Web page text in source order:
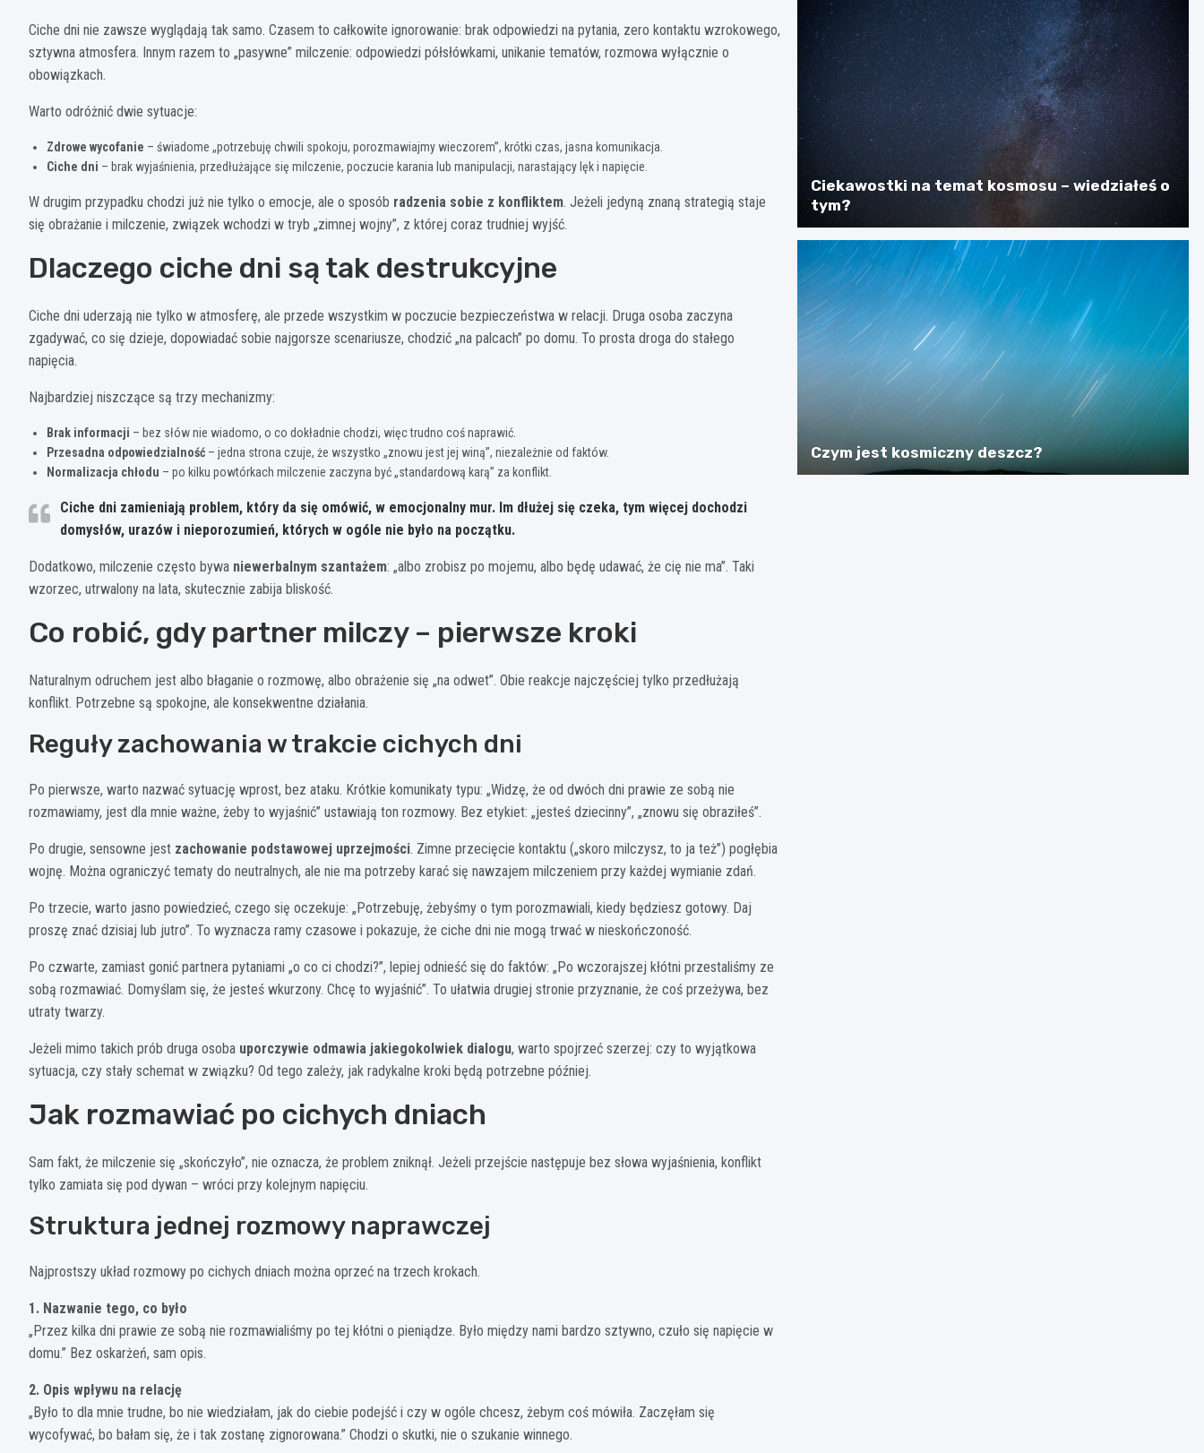
Ciche dni nie zawsze wyglądają tak samo. Czasem to całkowite ignorowanie: brak odpowiedzi na pytania, zero kontaktu wzrokowego,
sztywna atmosfera. Innym razem to „pasywne” milczenie: odpowiedzi półsłówkami, unikanie tematów, rozmowa wyłącznie o
obowiązkach.
Warto odróżnić dwie sytuacje:
Zdrowe wycofanie – świadome „potrzebuję chwili spokoju, porozmawiajmy wieczorem”, krótki czas, jasna komunikacja.
Ciche dni – brak wyjaśnienia, przedłużające się milczenie, poczucie karania lub manipulacji, narastający lęk i napięcie.
W drugim przypadku chodzi już nie tylko o emocje, ale o sposób radzenia sobie z konfliktem. Jeżeli jedyną znaną strategią staje
się obrażanie i milczenie, związek wchodzi w tryb „zimnej wojny”, z której coraz trudniej wyjść.
Dlaczego ciche dni są tak destrukcyjne
Ciche dni uderzają nie tylko w atmosferę, ale przede wszystkim w poczucie bezpieczeństwa w relacji. Druga osoba zaczyna
zgadywać, co się dzieje, dopowiadać sobie najgorsze scenariusze, chodzić „na palcach” po domu. To prosta droga do stałego
napięcia.
Najbardziej niszczące są trzy mechanizmy:
Brak informacji – bez słów nie wiadomo, o co dokładnie chodzi, więc trudno coś naprawić.
Przesadna odpowiedzialność – jedna strona czuje, że wszystko „znowu jest jej winą”, niezależnie od faktów.
Normalizacja chłodu – po kilku powtórkach milczenie zaczyna być „standardową karą” za konflikt.
Ciche dni zamieniają problem, który da się omówić, w emocjonalny mur. Im dłużej się czeka, tym więcej dochodzi
domysłów, urazów i nieporozumień, których w ogóle nie było na początku.
Dodatkowo, milczenie często bywa niewerbalnym szantażem: „albo zrobisz po mojemu, albo będę udawać, że cię nie ma”. Taki
wzorzec, utrwalony na lata, skutecznie zabija bliskość.
Co robić, gdy partner milczy – pierwsze kroki
Naturalnym odruchem jest albo błaganie o rozmowę, albo obrażenie się „na odwet”. Obie reakcje najczęściej tylko przedłużają
konflikt. Potrzebne są spokojne, ale konsekwentne działania.
Reguły zachowania w trakcie cichych dni
Po pierwsze, warto nazwać sytuację wprost, bez ataku. Krótkie komunikaty typu: „Widzę, że od dwóch dni prawie ze sobą nie
rozmawiamy, jest dla mnie ważne, żeby to wyjaśnić” ustawiają ton rozmowy. Bez etykiet: „jesteś dziecinny”, „znowu się obraziłeś”.
Po drugie, sensowne jest zachowanie podstawowej uprzejmości. Zimne przecięcie kontaktu („skoro milczysz, to ja też”) pogłębia
wojnę. Można ograniczyć tematy do neutralnych, ale nie ma potrzeby karać się nawzajem milczeniem przy każdej wymianie zdań.
Po trzecie, warto jasno powiedzieć, czego się oczekuje: „Potrzebuję, żebyśmy o tym porozmawiali, kiedy będziesz gotowy. Daj
proszę znać dzisiaj lub jutro”. To wyznacza ramy czasowe i pokazuje, że ciche dni nie mogą trwać w nieskończoność.
Po czwarte, zamiast gonić partnera pytaniami „o co ci chodzi?”, lepiej odnieść się do faktów: „Po wczorajszej kłótni przestaliśmy ze
sobą rozmawiać. Domyślam się, że jesteś wkurzony. Chcę to wyjaśnić”. To ułatwia drugiej stronie przyznanie, że coś przeżywa, bez
utraty twarzy.
Jeżeli mimo takich prób druga osoba uporczywie odmawia jakiegokolwiek dialogu, warto spojrzeć szerzej: czy to wyjątkowa
sytuacja, czy stały schemat w związku? Od tego zależy, jak radykalne kroki będą potrzebne później.
Jak rozmawiać po cichych dniach
Sam fakt, że milczenie się „skończyło”, nie oznacza, że problem zniknął. Jeżeli przejście następuje bez słowa wyjaśnienia, konflikt
tylko zamiata się pod dywan – wróci przy kolejnym napięciu.
Struktura jednej rozmowy naprawczej
Najprostszy układ rozmowy po cichych dniach można oprzeć na trzech krokach.
1. Nazwanie tego, co było
„Przez kilka dni prawie ze sobą nie rozmawialiśmy po tej kłótni o pieniądze. Było między nami bardzo sztywno, czuło się napięcie w
domu.” Bez oskarżeń, sam opis.
2. Opis wpływu na relację
„Było to dla mnie trudne, bo nie wiedziałam, jak do ciebie podejść i czy w ogóle chcesz, żebym coś mówiła. Zaczęłam się
wycofywać, bo bałam się, że i tak zostanę zignorowana.” Chodzi o skutki, nie o szukanie winnego.
Ciekawostki na temat kosmosu – wiedziałeś o
tym?
Czym jest kosmiczny deszcz?